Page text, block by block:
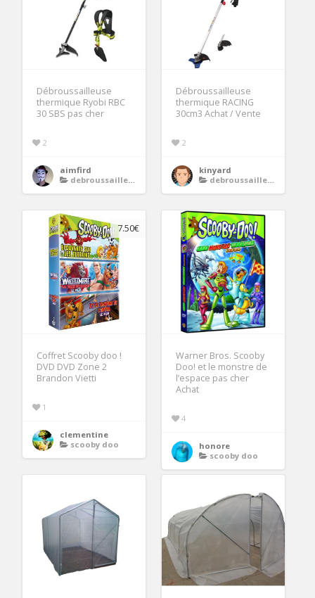
Débroussailleuse
thermique Ryobi RBC
30 SBS pas cher
2
aimfird
debroussailleuse
Débroussailleuse
thermique RACING
30cm3 Achat / Vente
2
kinyard
debroussailleuse
7.50€
Coffret Scooby doo !
DVD DVD Zone 2
Brandon Vietti
1
clementine
scooby doo
Warner Bros. Scooby
Doo! et le monstre de
l’espace pas cher
Achat
4
honore
scooby doo